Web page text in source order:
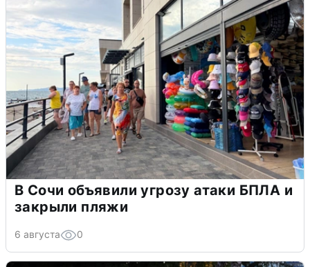
В Сочи объявили угрозу атаки БПЛА и
закрыли пляжи
6 августа 0